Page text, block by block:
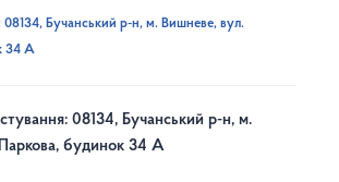
Бучанський р-н, м. Вишневе, вул.
34 А
08134, Бучанський р-н, м.
будинок 34 А